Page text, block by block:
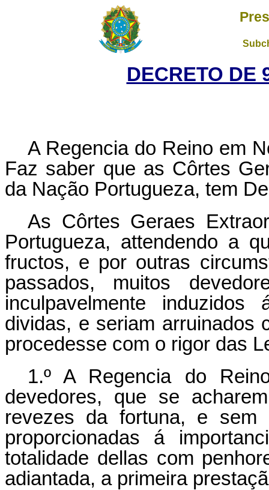
DECRETO DE
A Regencia do Reino em
Faz saber que as Côrtes
da Nação Portugueza, tem
As Côrtes Geraes
Portugueza, attendendo a
fructos, e por outras
passados, muitos
inculpavelmente
dividas, e seriam arruinados
procedesse com o rigor das
1.º A Regencia do
devedores, que se
revezes da fortuna, e sem
proporcionadas á
totalidade dellas com
adiantada, a primeira